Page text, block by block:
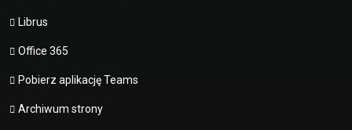
Librus
Office 365
Pobierz aplikację Teams
Archiwum strony